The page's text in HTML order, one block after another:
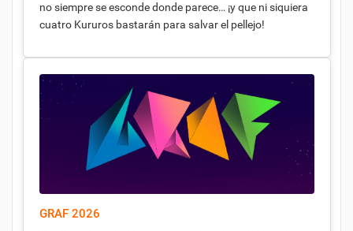
no siempre se esconde donde parece… ¡y que ni siquiera
cuatro Kururos bastarán para salvar el pellejo!
GRAF 2026